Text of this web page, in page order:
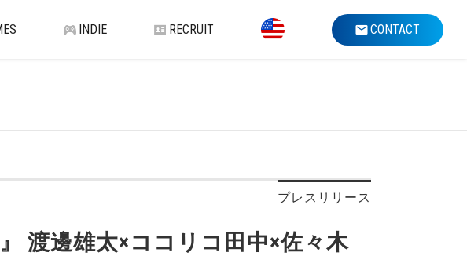
INDIE RECRUIT CONTACT
プレスリリース
』 渡邊雄太×ココリコ田中×佐々木